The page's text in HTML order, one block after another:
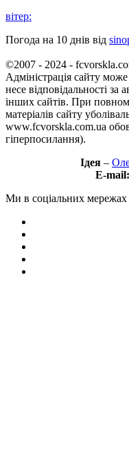
вітер:
Погода на 10 днів від
©2007 - 2024 -
Адміністрація сайту
несе відповідальності за
інших сайтів. При
матеріалів сайту
www.fcvorskla.com.ua
гіперпосилання).
Ідея –
E-mail:
Ми в соціальних мережах